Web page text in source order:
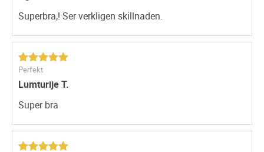
Superbra,! Ser verkligen skillnaden.
Perfekt
Lumturije T.
Super bra